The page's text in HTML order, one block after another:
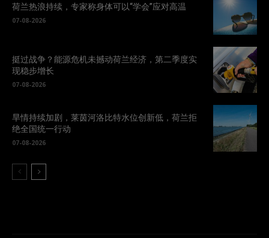
荷兰热浪持续，专家称身体可以“学会”应对高温
07-08-2026
挺过战争？能源危机未撼动荷兰经济，第二季度实
现稳步增长
07-08-2026
旱情持续加剧，莱茵河洛比特水位创新低，荷兰拒
绝全国统一行动
07-08-2026